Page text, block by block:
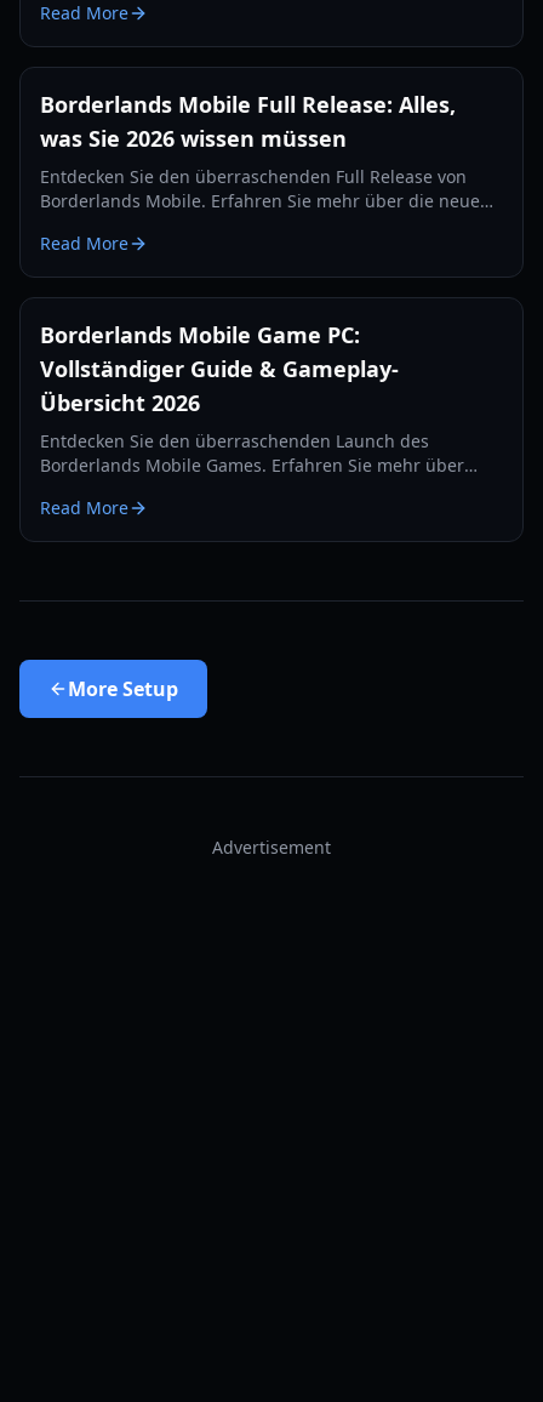
Mali- und Adreno-GPUs.
Read More
Borderlands Mobile Full Release: Alles,
was Sie 2026 wissen müssen
Entdecken Sie den überraschenden Full Release von
Borderlands Mobile. Erfahren Sie mehr über die neue
iPhone für das beste Erlebnis optimieren.
Read More
Borderlands Mobile Game PC:
Vollständiger Guide & Gameplay-
Übersicht 2026
Entdecken Sie den überraschenden Launch des
Borderlands Mobile Games. Erfahren Sie mehr über
PC via Emulation spielen.
Read More
MoreSetup
Advertisement